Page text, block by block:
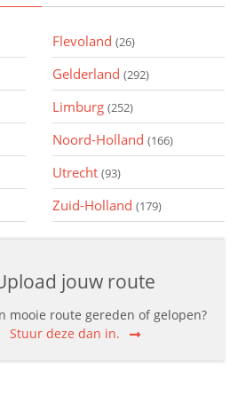
Flevoland (26)
Gelderland (292)
Limburg (252)
Noord-Holland (166)
Utrecht (93)
Zuid-Holland (179)
jouw route
mooie route gereden of gelopen?
Stuur deze dan in.